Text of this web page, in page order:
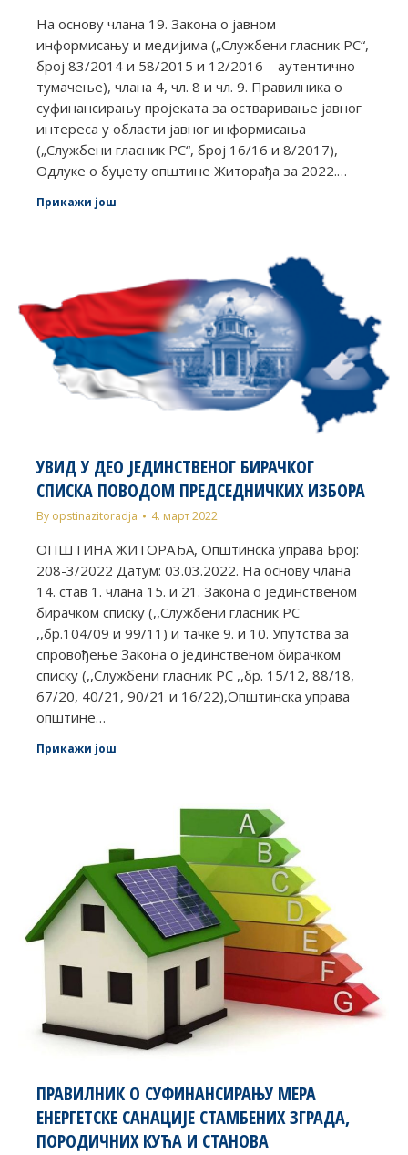
На основу члана 19. Закона о јавном
информисању и медијима („Службени гласник РС“,
број 83/2014 и 58/2015 и 12/2016 – аутентично
тумачење), члана 4, чл. 8 и чл. 9. Правилника о
суфинансирању пројеката за остваривање јавног
интереса у области јавног информисања
(„Службени гласник РС“, број 16/16 и 8/2017),
Одлуке о буџету општине Житорађа за 2022.…
Прикажи још
УВИД У ДЕО ЈЕДИНСТВЕНОГ БИРАЧКОГ
СПИСКА ПОВОДОМ ПРЕДСЕДНИЧКИХ ИЗБОРА
By opstinazitoradja 4. март 2022
ОПШТИНА ЖИТОРАЂА, Општинска управа Број:
208-3/2022 Датум: 03.03.2022. На основу члана
14. став 1. члана 15. и 21. Закона о јединственом
бирачком списку (,,Службени гласник РС
,,бр.104/09 и 99/11) и тачке 9. и 10. Упутства за
спровођење Закона о јединственом бирачком
списку (,,Службени гласник РС ,,бр. 15/12, 88/18,
67/20, 40/21, 90/21 и 16/22),Општинска управа
општине…
Прикажи још
ПРАВИЛНИК О СУФИНАНСИРАЊУ МЕРА
ЕНЕРГЕТСКЕ САНАЦИЈЕ СТАМБЕНИХ ЗГРАДА,
ПОРОДИЧНИХ КУЋА И СТАНОВА